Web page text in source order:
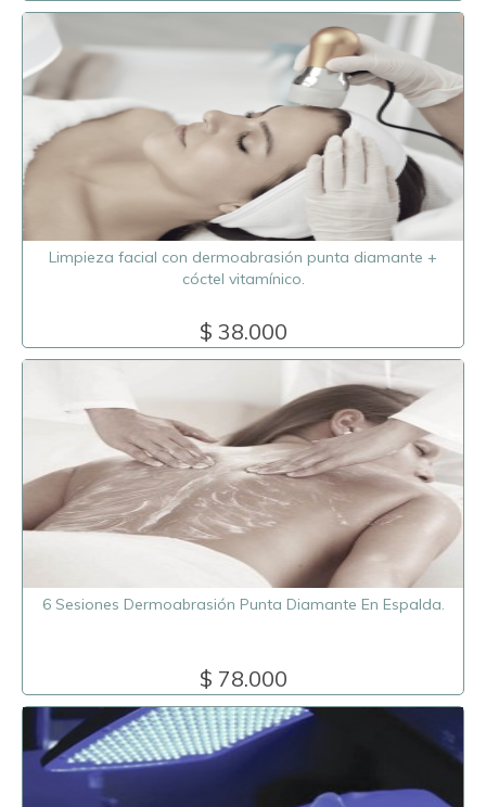
Limpieza facial con dermoabrasión punta diamante +
cóctel vitamínico.
$ 38.000
6 Sesiones Dermoabrasión Punta Diamante En Espalda.
$ 78.000